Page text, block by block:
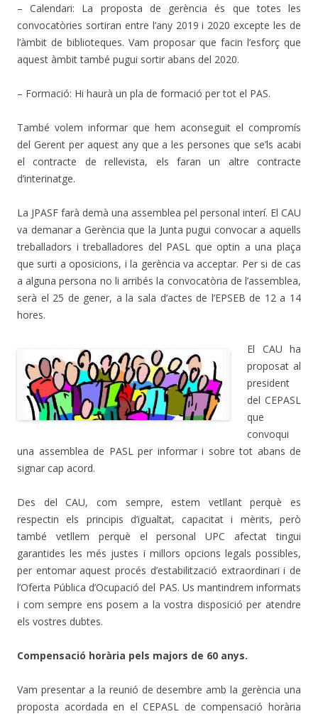
– Calendari: La proposta de gerència és que totes les
convocatòries sortiran entre l’any 2019 i 2020 excepte les de
l’àmbit de biblioteques. Vam proposar que facin l’esforç que
aquest àmbit també pugui sortir abans del 2020.
– Formació: Hi haurà un pla de formació per tot el PAS.
També volem informar que hem aconseguit el compromís
del Gerent per aquest any que a les persones que se’ls acabi
el contracte de rellevista, els faran un altre contracte
d’interinatge.
La JPASF farà demà una assemblea pel personal interí. El CAU
va demanar a Gerència que la Junta pugui convocar a aquells
treballadors i treballadores del PASL que optin a una plaça
que surti a oposicions, i la gerència va acceptar. Per si de cas
a alguna persona no li arribés la convocatòria de l’assemblea,
serà el 25 de gener, a la sala d’actes de l’EPSEB de 12 a 14
hores.
El CAU ha
proposat al
president
del CEPASL
que
convoqui
una assemblea de PASL per informar i sobre tot abans de
signar cap acord.
Des del CAU, com sempre, estem vetllant perquè es
respectin els principis d’igualtat, capacitat i mèrits, però
també vetllem perquè el personal UPC afectat tingui
garantides les més justes i millors opcions legals possibles,
per entomar aquest procés d’estabilització extraordinari i de
l’Oferta Pública d’Ocupació del PAS. Us mantindrem informats
i com sempre ens posem a la vostra disposició per atendre
els vostres dubtes.
Compensació horària pels majors de 60 anys.
Vam presentar a la reunió de desembre amb la gerència una
proposta acordada en el CEPASL de compensació horària